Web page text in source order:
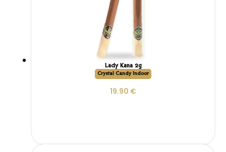
Lady Kana 2g
Crystal Candy Indoor
19.90 €